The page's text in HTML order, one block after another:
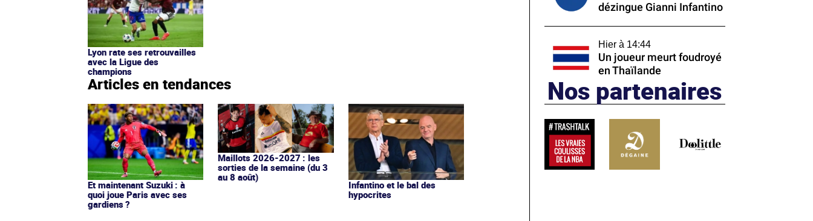
Lyon rate ses retrouvailles
avec la Ligue des
champions
Articles en tendances
Et maintenant Suzuki : à
quoi joue Paris avec ses
gardiens ?
Maillots 2026-2027 : les
sorties de la semaine (du 3
au 8 août)
Infantino et le bal des
hypocrites
dézingue Gianni Infantino
Hier à 14:44
Un joueur meurt foudroyé
en Thaïlande
Nos partenaires